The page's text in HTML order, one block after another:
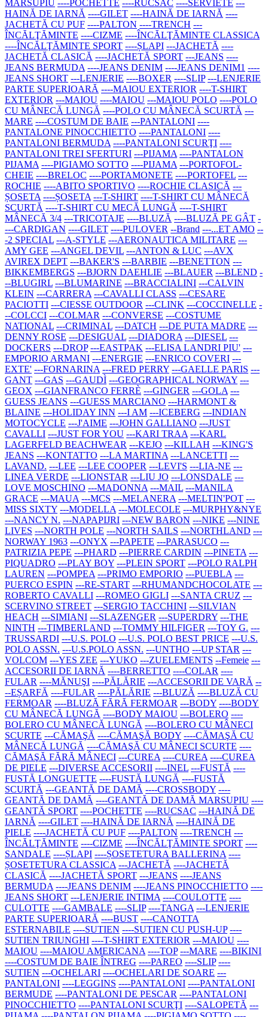
MARSUPIU ----POCHETTE ----RUCSAC ----SERVIETE ---
HAINĂ DE IARNĂ ----GILET ----HAINĂ DE IARNĂ ----
JACHETĂ CU PUF ----PALTON ----TRENCH ---
ÎNCĂLŢĂMINTE ----CIZME ----ÎNCĂLŢĂMINTE CLASSICA
----ÎNCĂLŢĂMINTE SPORT ----ȘLAPI ---JACHETĂ ----
JACHETĂ CLASICĂ ----JACHETĂ SPORT ---JEANS ----
JEANS BERMUDA ----JEANS DENIM ----JEANS DENIM1 ----
JEANS SHORT ---LENJERIE ----BOXER ----SLIP ---LENJERIE
PARTE SUPERIOARĂ ----MAIOU EXTERIOR ----T-SHIRT
EXTERIOR ---MAIOU ----MAIOU ---MAIOU POLO ----POLO
CU MÂNECĂ LUNGĂ ----POLO CU MÂNECĂ SCURTĂ ---
MARE ----COSTUM DE BAIE ---PANTALONI ----
PANTALONE PINOCCHIETTO ----PANTALONI ----
PANTALONI BERMUDA ----PANTALONI SCURŢI ----
PANTALONI TREI SFERTURI ---PIJAMA ----PANTALON
PIJAMA ----PIGIAMO SOTTO ----PIJAMA ---PORTOFOL-
CHEIE ----BRELOC ----PORTAMONETE ----PORTOFEL ---
ROCHIE ----ABITO SPORTIVO ----ROCHIE CLASICĂ ---
ȘOSETA ----ȘOSETA ---T-SHIRT ----T-SHIRT CU MÂNECĂ
SCURTĂ ----T-SHIRT CU MECĂ LUNGĂ ----T-SHIRT
MÂNECĂ 3/4 ---TRICOTAJE ----BLUZĂ ----BLUZĂ PE GÂT -
---CARDIGAN ----GILET ----PULOVER --Brand ---...ET AMO --
-2 SPECIAL ---A-STYLE ---AERONAUTICA MILITARE ---
AMY GEE ---ANGEL DEVIL ---ANTON & LUC ---AVX
AVIREX DEPT ---BAKER'S ---BARBIE ---BENETTON ---
BIKKEMBERGS ---BJORN DAEHLIE ---BLAUER ---BLEND -
--BLUGIRL ---BLUMARINE ---BRACCIALINI ---CALVIN
KLEIN ---CARRERA ---CAVALLI CLASS ---CESARE
PACIOTTI ---CIESSE OUTDOOR ---CLINK ---COCCINELLE -
--COLCCI ---COLMAR ---CONVERSE ---COSTUME
NATIONAL ---CRIMINAL ---DATCH ---DE PUTA MADRE ---
DENNY ROSE ---DESIGUAL ---DIADORA ---DIESEL ---
DOCKERS ---DROP ---EASTPAK ---ELISA LANDRI PIU' ---
EMPORIO ARMANI ---ENERGIE ---ENRICO COVERI ---
EXTE' ---FORNARINA ---FRED PERRY ---GAELLE PARIS ---
GANT ---GAS ---GAUDÌ ---GEOGRAPHICAL NORWAY ---
GEOX ---GIANFRANCO FERRÈ ---GINGER ---GOLA ---
GUESS JEANS ---GUESS MARCIANO ---HARMONT &
BLAINE ---HOLIDAY INN ---I AM ---ICEBERG ---INDIAN
MOTOCYCLE ---J'AIME ---JOHN GALLIANO ---JUST
CAVALLI ---JUST FOR YOU ---KARI TRAA ---KARL
LAGERFELD BEACHWEAR ---KEJO ---KILLAH ---KING'S
JEANS ---KONTATTO ---LA MARTINA ---LANCETTI ---
LAVAND. ---LEE ---LEE COOPER ---LEVI'S ---LIA-NE ---
LINEA VERDE ---LIONSTAR ---LIU JO ---LONSDALE ---
LOVE MOSCHINO ---MADONNA ---MAIL ---MANILA
GRACE ---MAUA ---MCS ---MELANERA ---MELTIN'POT ---
MISS SIXTY ---MODELLA ---MOLECOLE ---MURPHY&NYE
---NANCY N. ---NAPAPIJRI ---NEW BARON ---NIKE ---NINE
LIVES ---NORTH POLE ---NORTH SAILS ---NORTHLAND ---
NORWAY 1963 ---ONYX ---PAPETE ---PARASUCO ---
PATRIZIA PEPE ---PHARD ---PIERRE CARDIN ---PINETA ---
PIQUADRO ---PLAY BOY ---PLEIN SPORT ---POLO RALPH
LAUREN ---POMPEA ---PRIMO EMPORIO ---PUEBLA ---
PUERCO ESPIN ---RE-START ---RHUMANDCHOCOLATE ---
ROBERTO CAVALLI ---ROMEO GIGLI ---SANTA CRUZ ---
SCERVINO STREET ---SERGIO TACCHINI ---SILVIAN
HEACH ---SIMIANI ---SLAZENGER ---SUPERDRY ---THE
NINTH ---TIMBERLAND ---TOMMY HILFIGER ---TOY G. ---
TRUSSARDI ---U.S. POLO ---U.S. POLO BEST PRICE ---U.S.
POLO ASSN. ---U.S.POLO ASSN. ---UNTHO ---UP STAR ---
VOLCOM ---YES ZEE ---YUKO ---ZUELEMENTS --Femeie ---
ACCESORII DE IARNĂ ----BERRETTO ----COLAR ----
FULAR ----MĂNUŞI ----PĂLĂRIE ---ACCESORII DE VARĂ --
--EȘARFĂ ----FULAR ----PĂLĂRIE ---BLUZĂ ----BLUZĂ CU
FERMOAR ----BLUZĂ FĂRĂ FERMOAR ---BODY ----BODY
CU MÂNECĂ LUNGĂ ----BODY MAIOU ---BOLERO ----
BOLERO CU MÂNECĂ LUNGĂ ----BOLERO CU MÂNECI
SCURTE ---CĂMAŞĂ ----CĂMAŞĂ BODY ----CĂMAŞĂ CU
MÂNECĂ LUNGĂ ----CĂMAŞĂ CU MÂNECI SCURTE ----
CĂMAŞĂ FĂRĂ MÂNECI ---CUREA ----CUREA ----CUREA
DE PIELE ---DIVERSE ACCESORII ----INEL ---FUSTĂ ----
FUSTĂ LONGUETTE ----FUSTĂ LUNGĂ ----FUSTĂ
SCURTĂ ---GEANTĂ DE DAMĂ ----CROSSBODY ----
GEANTĂ DE DAMĂ ----GEANTĂ DE DAMĂ MARSUPIU ----
GEANTĂ SPORT ----POCHETTE ----RUCSAC ---HAINĂ DE
IARNĂ ----GILET ----HAINĂ DE IARNĂ ----HAINĂ DE
PIELE ----JACHETĂ CU PUF ----PALTON ----TRENCH ---
ÎNCĂLŢĂMINTE ----CIZME ----ÎNCĂLŢĂMINTE SPORT ----
SANDALE ----ȘLAPI ----ȘOSETETURA BALLERINA ----
ȘOSETETURA CLASSICA ---JACHETĂ ----JACHETĂ
CLASICĂ ----JACHETĂ SPORT ---JEANS ----JEANS
BERMUDA ----JEANS DENIM ----JEANS PINOCCHIETTO ----
JEANS SHORT ---LENJERIE INTIMA ----COULOTTE ----
CULOTTE ----GAMBALE ----SLIP ----TANGA ---LENJERIE
PARTE SUPERIOARĂ ----BUST ----CANOTTA
ESTERNABILE ----SUTIEN ----SUTIEN CU PUSH-UP ----
SUTIEN TRIUNGHI ----T-SHIRT EXTERIOR ---MAIOU ----
MAIOU ----MAIOU AMERICANA ----TOP ---MARE ----BIKINI
----COSTUM DE BAIE ÎNTREG ----PAREO ----SLIP ----
SUTIEN ---OCHELARI ----OCHELARI DE SOARE ---
PANTALONI ----LEGGINS ----PANTALONI ----PANTALONI
BERMUDE ----PANTALONI DE PESCAR ----PANTALONI
PINOCCHIETTO ----PANTALONI SCURŢI ----SALOPETĂ ---